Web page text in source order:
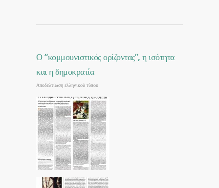
Ο “κομμουνιστικός ορίζοντας”, η ισότητα
και η δημοκρατία
Αποδελτίωση ελληνικού τύπου